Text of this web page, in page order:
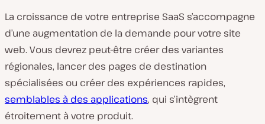
La croissance de votre entreprise SaaS s’accompagne
d’une augmentation de la demande pour votre site
web. Vous devrez peut-être créer des variantes
régionales, lancer des pages de destination
spécialisées ou créer des expériences rapides,
semblables à des applications, qui s’intègrent
étroitement à votre produit.